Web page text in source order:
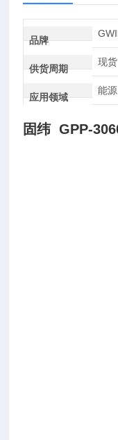
品牌
供货周期
现货
应用领域
能
固纬 GPP-